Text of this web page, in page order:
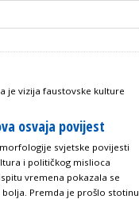
je vizija faustovske kulture
osvaja povijest
svjetske povijesti
i političkog mislioca
vremena pokazala se
Premda je prošlo stotinu